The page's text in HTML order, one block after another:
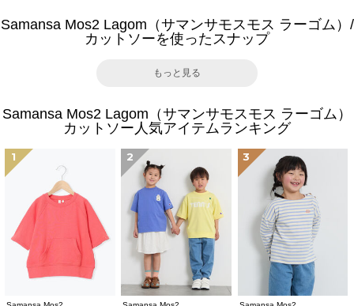
Samansa Mos2 Lagom（サマンサモスモス ラーゴム）/
カットソーを使ったスナップ
もっと見る
Samansa Mos2 Lagom（サマンサモスモス ラーゴム）
カットソー人気アイテムランキング
1 2 3